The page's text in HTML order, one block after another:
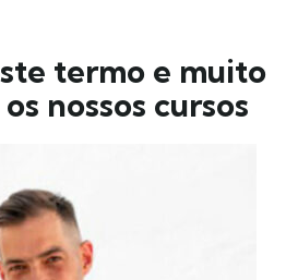
termo e muito
nossos cursos